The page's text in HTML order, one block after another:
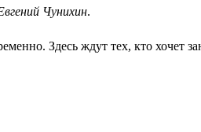
Чунихин.
Здесь ждут тех, кто хочет